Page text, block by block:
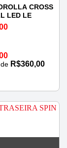
CROSS
LED LE
R$360,00